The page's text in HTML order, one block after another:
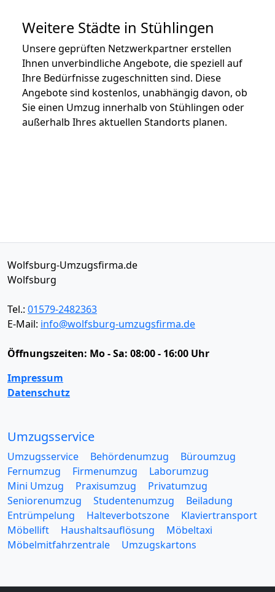
Weitere Städte in Stühlingen
Unsere geprüften Netzwerkpartner erstellen
Ihnen unverbindliche Angebote, die speziell auf
Ihre Bedürfnisse zugeschnitten sind. Diese
Angebote sind kostenlos, unabhängig davon, ob
Sie einen Umzug innerhalb von Stühlingen oder
außerhalb Ihres aktuellen Standorts planen.
Wolfsburg-Umzugsfirma.de
Wolfsburg
Tel.: 01579-2482363
E-Mail: info@wolfsburg-umzugsfirma.de
Öffnungszeiten: Mo - Sa: 08:00 - 16:00 Uhr
Impressum
Datenschutz
Umzugsservice
Umzugsservice Behördenumzug
Büroumzug
Fernumzug
Firmenumzug
Laborumzug
Mini Umzug
Praxisumzug
Privatumzug
Seniorenumzug
Studentenumzug
Beiladung
Entrümpelung
Halteverbotszone
Klaviertransport
Möbellift
Haushaltsauflösung
Möbeltaxi
Möbelmitfahrzentrale
Umzugskartons